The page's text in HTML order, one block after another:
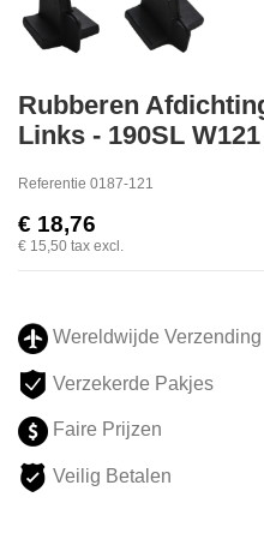
Rubberen
Links - 190SL
Referentie 0187-121
€ 18,76
€ 15,50 tax excl.
Wereldwijde Verzending
Verzekerde Pakjes
Faire Prijzen
Veilig Betalen